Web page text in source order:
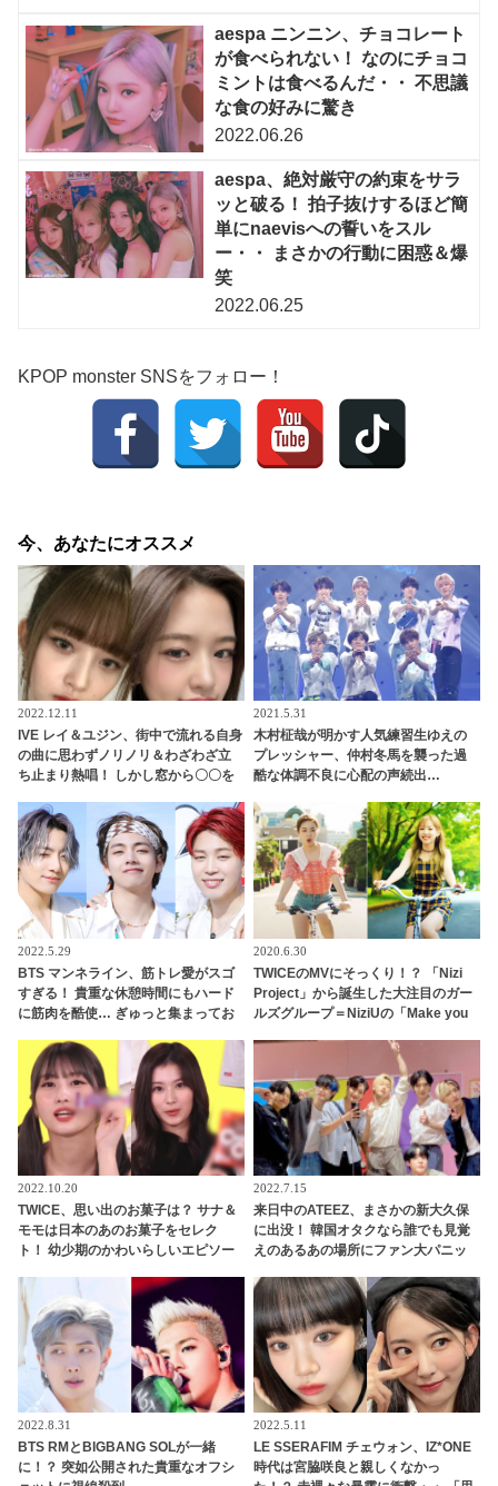
aespa ニンニン、チョコレート
が食べられない！ なのにチョコ
ミントは食べるんだ・・ 不思議
な食の好みに驚き
2022.06.26
aespa、絶対厳守の約束をサラ
ッと破る！ 拍子抜けするほど簡
単にnaevisへの誓いをスル
ー・・ まさかの行動に困惑＆爆
笑
2022.06.25
KPOP monster SNSをフォロー！
今、あなたにオススメ
2022.12.11
IVE レイ＆ユジン、街中で流れる自身
の曲に思わずノリノリ＆わざわざ立
ち止まり熱唱！ しかし窓から〇〇を
い反応にほっこり
2021.5.31
木村柾哉が明かす人気練習生ゆえの
プレッシャー、仲村冬馬を襲った過
酷な体調不良に心配の声続出…
2）、「Another Day」チームのメン
バー愛＆ステージへの切実な思いに
感動
2022.5.29
BTS マンネライン、筋トレ愛がスゴ
すぎる！ 貴重な休憩時間にもハード
に筋肉を酷使… ぎゅっと集まってお
レーニング風景がかわいすぎるとフ
ァンくぎづけ
2020.6.30
TWICEのMVにそっくり！？ 「Nizi
Project」から誕生した大注目のガー
ルズグループ＝NiziUの「Make you
とさせるシーンが満載[動画あり]
2022.10.20
TWICE、思い出のお菓子は？ サナ＆
モモは日本のあのお菓子をセレク
ト！ 幼少期のかわいらしいエピソー
2022.7.15
来日中のATEEZ、まさかの新大久保
に出没！ 韓国オタクなら誰でも見覚
えのあるあの場所にファン大パニッ
2022.8.31
BTS RMとBIGBANG SOLが一緒
に！？ 突如公開された貴重なオフシ
2022.5.11
LE SSERAFIM チェウォン、IZ*ONE
時代は宮脇咲良と親しくなかっ